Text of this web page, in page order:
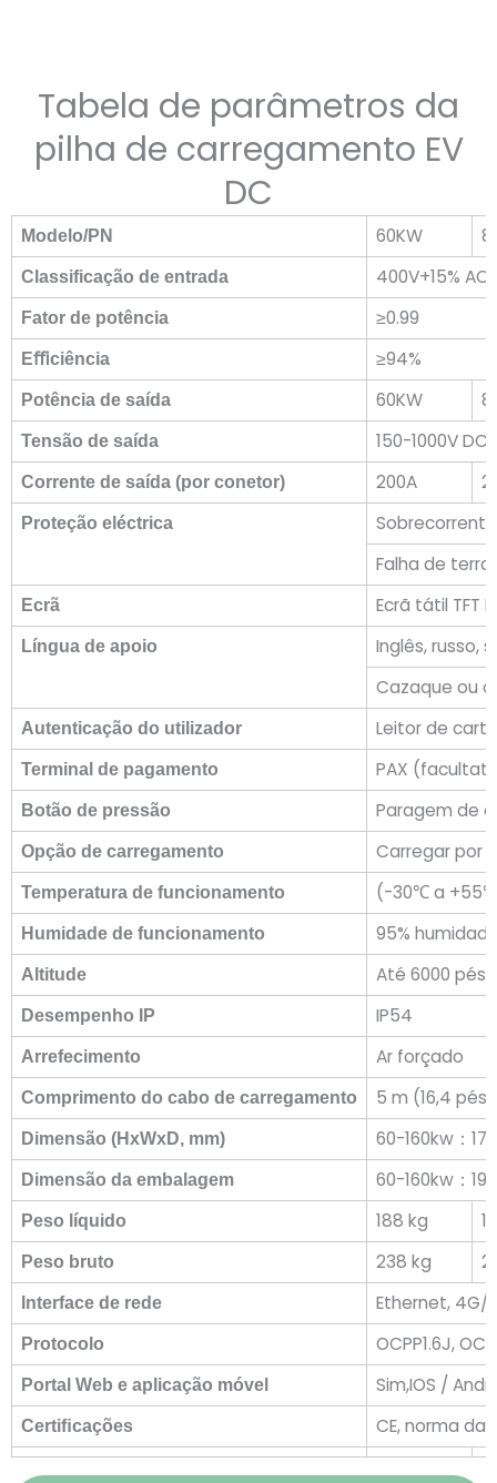
Tabela de parâmetros da
pilha de carregamento EV
DC
Modelo/PN 60KW
Classificação de entrada 400V+15% AC
Fator de potência ≥0.99
Eﬃciência ≥94%
Potência de saída 60KW
Tensão de saída 150-1000V DC
Corrente de saída (por conetor) 200A
Proteção eléctrica
Falha de
Ecrã Ecrã tátil TFT
Língua de apoio
Inglês, russo,
Cazaque ou
Autenticação do utilizador Leitor de
Terminal de pagamento PAX
Botão de pressão Paragem de
Opção de carregamento Carregar por
Temperatura de funcionamento (-30℃ a
Humidade de funcionamento 95%
Altitude Até 6000 pés
Desempenho IP IP54
Arrefecimento Ar forçado
Comprimento do cabo de carregamento 5 m (16,4
Dimensão (HxWxD, mm) 60-160kw：
Dimensão da embalagem 60-160kw：
Peso líquido 188 kg
Peso bruto 238 kg
Interface de rede Ethernet, 4G/
Protocolo OCPP1.6J,
Portal Web e aplicação móvel Sim,IOS /
Certiﬁcações CE, norma da